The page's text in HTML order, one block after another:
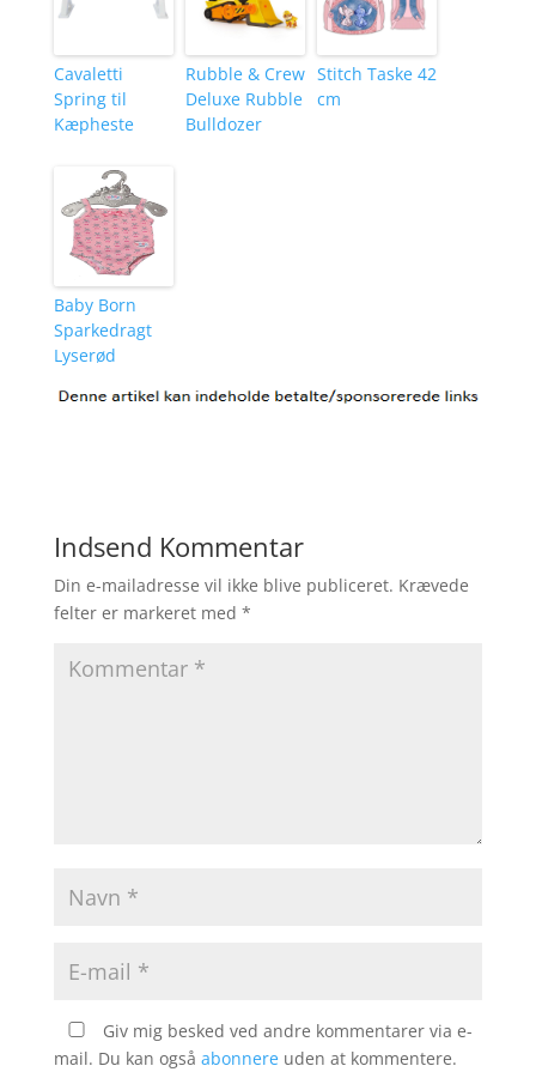
Cavaletti
Spring til
Kæpheste
Rubble & Crew
Deluxe Rubble
Bulldozer
Stitch Taske 42
cm
Baby Born
Sparkedragt
Lyserød
Indsend Kommentar
Din e-mailadresse vil ikke blive publiceret. Krævede
felter er markeret med *
Giv mig besked ved andre kommentarer via e-
mail. Du kan også abonnereuden at kommentere.